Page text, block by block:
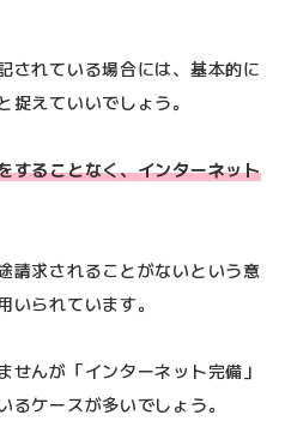
されている場合には、基本的に
えていいでしょう。
することなく、インターネット
請求されることがないという意
られています。
せんが「インターネット完備」
るケースが多いでしょう。